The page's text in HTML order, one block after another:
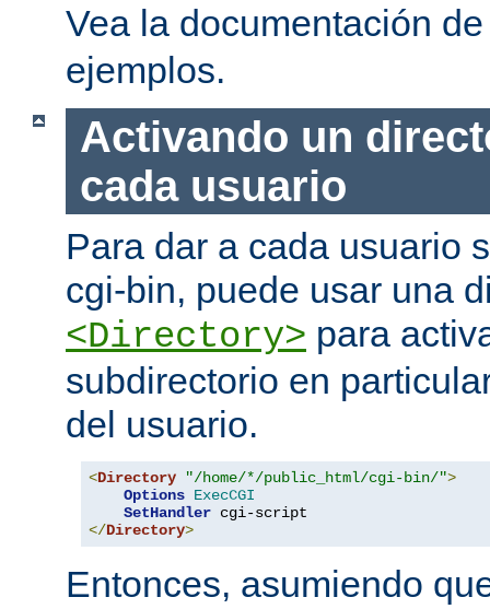
Vea la documentación
ejemplos.
Activando un
cada usuario
Para dar a cada usuario
cgi-bin, puede usar una
<Directory> para
subdirectorio en
del usuario.
<Directory "/home/*/public_html/cgi-bin/">
Options ExecCGI
SetHandler
</Directory>
Entonces, asumiendo